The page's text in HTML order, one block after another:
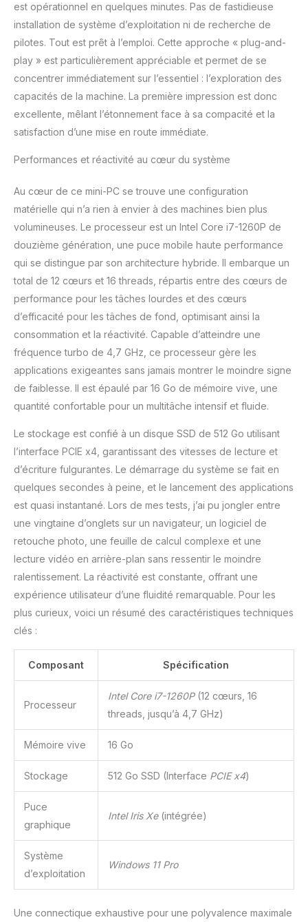
TPM 2.0 discret, qualifié
pour un fonctionnement
24h/24 et 7j/7. Wi-Fi 6E
AX211 (Gig+) sur
emplacement M.2,
Bluetooth 5.2.
【Mémoire, stockage et
système d'exploitation】
Livré avec 16 Go DDR4,
512 Go NVMe x4 Gen4
【Garantie et ce qui est
service de garantie
mondial de trois ans pour
Barebone ! NENCHIN
offre une garantie de
trois ans pour la RAM, le
SSD et le système
d'exploitation. Pour plus
de détails sur ce produit,
veuillez visiter le site
officiel, .com/NUC,
recherchez :
NUC12WSHi7
est opérationnel en quelques minutes. Pas de fastidieuse
installation de système d’exploitation ni de recherche de
pilotes. Tout est prêt à l’emploi. Cette approche « plug-and-
play » est particulièrement appréciable et permet de se
concentrer immédiatement sur l’essentiel : l’exploration des
capacités de la machine. La première impression est donc
excellente, mêlant l’étonnement face à sa compacité et la
satisfaction d’une mise en route immédiate.
Performances et réactivité au cœur du système
Au cœur de ce mini-PC se trouve une configuration
matérielle qui n’a rien à envier à des machines bien plus
volumineuses. Le processeur est un Intel Core i7-1260P de
douzième génération, une puce mobile haute performance
qui se distingue par son architecture hybride. Il embarque un
total de 12 cœurs et 16 threads, répartis entre des cœurs de
performance pour les tâches lourdes et des cœurs
d’efficacité pour les tâches de fond, optimisant ainsi la
consommation et la réactivité. Capable d’atteindre une
fréquence turbo de 4,7 GHz, ce processeur gère les
applications exigeantes sans jamais montrer le moindre signe
de faiblesse. Il est épaulé par 16 Go de mémoire vive, une
quantité confortable pour un multitâche intensif et fluide.
Le stockage est confié à un disque SSD de 512 Go utilisant
l’interface PCIE x4, garantissant des vitesses de lecture et
d’écriture fulgurantes. Le démarrage du système se fait en
quelques secondes à peine, et le lancement des applications
est quasi instantané. Lors de mes tests, j’ai pu jongler entre
une vingtaine d’onglets sur un navigateur, un logiciel de
retouche photo, une feuille de calcul complexe et une
lecture vidéo en arrière-plan sans ressentir le moindre
ralentissement. La réactivité est constante, offrant une
expérience utilisateur d’une fluidité remarquable. Pour les
plus curieux, voici un résumé des caractéristiques techniques
clés :
Composant Spécification
Processeur
Intel Core i7-1260P(12 cœurs, 16
threads, jusqu’à 4,7 GHz)
Mémoire vive 16 Go
Stockage 512 Go SSD (Interface PCIE x4)
Puce
graphique
Intel Iris Xe(intégrée)
Système
d’exploitation
Windows 11 Pro
Une connectique exhaustive pour une polyvalence maximale